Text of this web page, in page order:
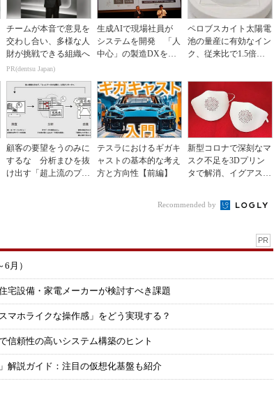
チームが本音で意見を
交わし合い、多様な人
財が挑戦できる組織へ
PR(dentsu Japan)
生成AIで現場社員が
システムを開発 「人
中心」の製造DXを自
ペロブスカイト太陽電
池の量産に有効なイン
ク、従来比で1.5倍の
顧客の要望をうのみに
するな 分析まひを抜
け出す「超上流のプロ
テスラにおけるギガキ
ャストの基本的な考え
方と方向性【前編】
新型コロナで深刻なマ
スク不足を3Dプリン
タで解消、イグアスが
Recommended by
PR
月）
宅設備・家電メーカーが検討すべき課題
マホライクな操作感」をどう実現する？
信頼性の高いシステム構築のヒント
解説ガイド：注目の仮想化基盤も紹介